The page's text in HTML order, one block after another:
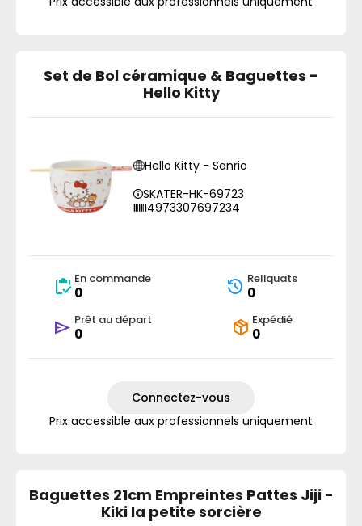
Set de Bol céramique & Baguettes -
Hello Kitty
Hello Kitty - Sanrio
SKATER-HK-69723
4973307697234
En commande
0
Reliquats
0
Prêt au départ
0
Expédié
0
Connectez-vous
Prix accessible aux professionnels uniquement
Baguettes 21cm Empreintes Pattes Jiji -
Kiki la petite sorcière